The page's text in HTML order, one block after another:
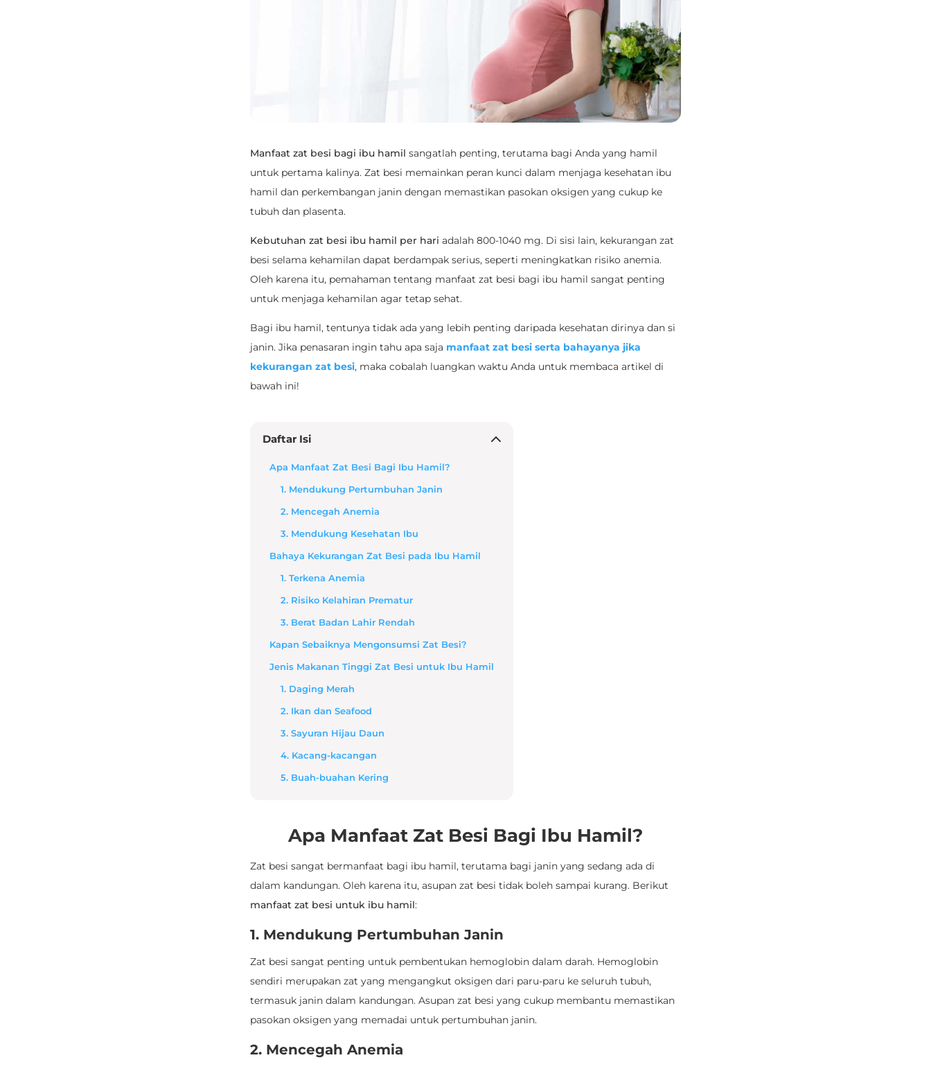
Manfaat zat besi bagi ibu hamilsangatlah penting, terutama bagi Anda yang hamil
untuk pertama kalinya. Zat besi memainkan peran kunci dalam menjaga kesehatan ibu
hamil dan perkembangan janin dengan memastikan pasokan oksigen yang cukup ke
tubuh dan plasenta.
Kebutuhan zat besi ibu hamil per hariadalah 800-1040 mg. Di sisi lain, kekurangan zat
besi selama kehamilan dapat berdampak serius, seperti meningkatkan risiko anemia.
Oleh karena itu, pemahaman tentang manfaat zat besi bagi ibu hamil sangat penting
untuk menjaga kehamilan agar tetap sehat.
Bagi ibu hamil, tentunya tidak ada yang lebih penting daripada kesehatan dirinya dan si
janin. Jika penasaran ingin tahu apa saja manfaat zat besi serta bahayanya jika
kekurangan zat besi, maka cobalah luangkan waktu Anda untuk membaca artikel di
bawah ini!
Daftar Isi
Apa Manfaat Zat Besi Bagi Ibu Hamil?
1. Mendukung Pertumbuhan Janin
2. Mencegah Anemia
3. Mendukung Kesehatan Ibu
Bahaya Kekurangan Zat Besi pada Ibu Hamil
1. Terkena Anemia
2. Risiko Kelahiran Prematur
3. Berat Badan Lahir Rendah
Kapan Sebaiknya Mengonsumsi Zat Besi?
Jenis Makanan Tinggi Zat Besi untuk Ibu Hamil
1. Daging Merah
2. Ikan dan Seafood
3. Sayuran Hijau Daun
4. Kacang-kacangan
5. Buah-buahan Kering
Apa Manfaat Zat Besi Bagi Ibu Hamil?
Zat besi sangat bermanfaat bagi ibu hamil, terutama bagi janin yang sedang ada di
dalam kandungan. Oleh karena itu, asupan zat besi tidak boleh sampai kurang. Berikut
manfaat zat besi untuk ibu hamil:
1. Mendukung Pertumbuhan Janin
Zat besi sangat penting untuk pembentukan hemoglobin dalam darah. Hemoglobin
sendiri merupakan zat yang mengangkut oksigen dari paru-paru ke seluruh tubuh,
termasuk janin dalam kandungan. Asupan zat besi yang cukup membantu memastikan
pasokan oksigen yang memadai untuk pertumbuhan janin.
2. Mencegah Anemia